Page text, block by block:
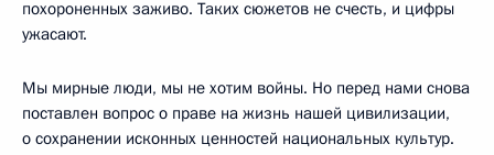
похороненных заживо. Таких сюжетов не счесть, и цифры
ужасают.
Мы мирные люди, мы не хотим войны. Но перед нами снова
поставлен вопрос о праве на жизнь нашей цивилизации,
о сохранении исконных ценностей национальных культур.